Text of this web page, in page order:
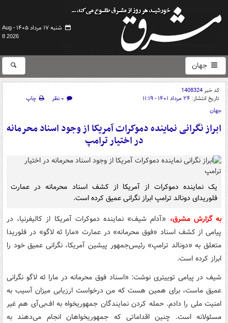
شنبه ۱۷ مرداد ۱۴۰۵ -
Aug
8 2026
جهان
کد خبر1408324
تاریخ انتشار: ۲۴ مرداد ۱۴۰۱ - ۱۱:۱۹ ۰ نظر
چاپ
جهان
ابراز نگرانی نماینده دموکرات آمریکا از وجود اسناد محرمانه
در اختیار ترامپ
یک نماینده دموکرات از آمریکا از کشف اسناد محرمانه در عمارت
فلوریدای دونالد ترامپ ابراز نگرانی عمیق کرده است.
به گزارش مشرق، «آدام شیف» نماینده دموکرات آمریکا از کالیفرنیا، در
پیامی از کشف اسناد «فوق محرمانه» در عمارت «مارا ئه لاگو» در فلوریدا
متعلق به «دونالد ترامپ» رئیس‌جمهور پیشین آمریکا، نگرانی عمیق خود را
ابراز کرده است.
شیف در پیامی توییتری نوشت: «اسناد فوق محرمانه در مارا ئه لاگو نگرانی
عمیق ماست، برای همین هست که من درخواست ارزیابی میزان آسیب به
امنیت ملی را دادم. حمله کردن نمایندگان جمهوریخواه به اف‌بی‌آی هم غیر
مسئولانه است. چنین اقداماتی که جمهوریخواهان انجام می‌دهند به